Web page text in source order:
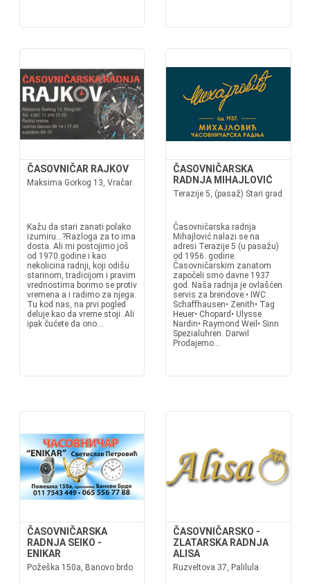
ČASOVNIČAR RAJKOV
Maksima Gorkog 13, Vračar
Kažu da stari zanati polako
izumiru...?Razloga za to ima
dosta. Ali mi postojimo još
od 1970.godine i kao
nekolicina radnji, koji odišu
starinom, tradicijom i pravim
vrednostima borimo se protiv
vremena a i radimo za njega.
Tu kod nas, na prvi pogled
deluje kao da vreme stoji. Ali
ipak čućete da ono...
ČASOVNIČARSKA
RADNJA MIHAJLOVIĆ
Terazije 5, (pasaž) Stari grad
Časovničarska radnja
Mihajlović nalazi se na
adresi Terazije 5 (u pasažu)
od 1956. godine.
Časovničarskim zanatom
započeli smo davne 1937
god. Naša radnja je ovlašćen
servis za brendove:• IWC
Schaffhausen• Zenith• Tag
Heuer• Chopard• Ulysse
Nardin• Raymond Weil• Sinn
Spezialuhren. Darwil
Prodajemo...
ČASOVNIČARSKA
RADNJA SEIKO -
ENIKAR
Požeška 150a, Banovo brdo
ČASOVNIČARSKO -
ZLATARSKA RADNJA
ALISA
Ruzveltova 37, Palilula